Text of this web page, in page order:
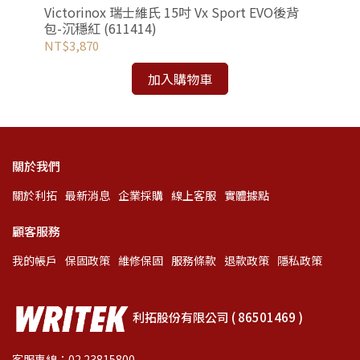
Victorinox 瑞士維氏 15吋 Vx Sport EVO後背
包-沉穩紅 (611414)
NT$3,870
加入購物車
關於我們
關於利拓 最新消息 企業採購 線上客服 實體據點
顧客服務
我的帳戶 保固政策 維修保固 服務條款 退款政策 隱私政策
利拓股份有限公司 ( 86501469 )